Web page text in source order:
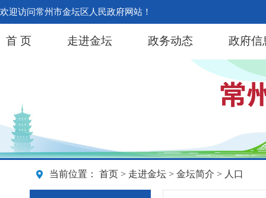
欢迎访问常州市金坛区人民政府网站！
首 页 走进金坛 政务动态 政府信
当前位置： 首页 > 走进金坛 > 金坛简介 > 人口